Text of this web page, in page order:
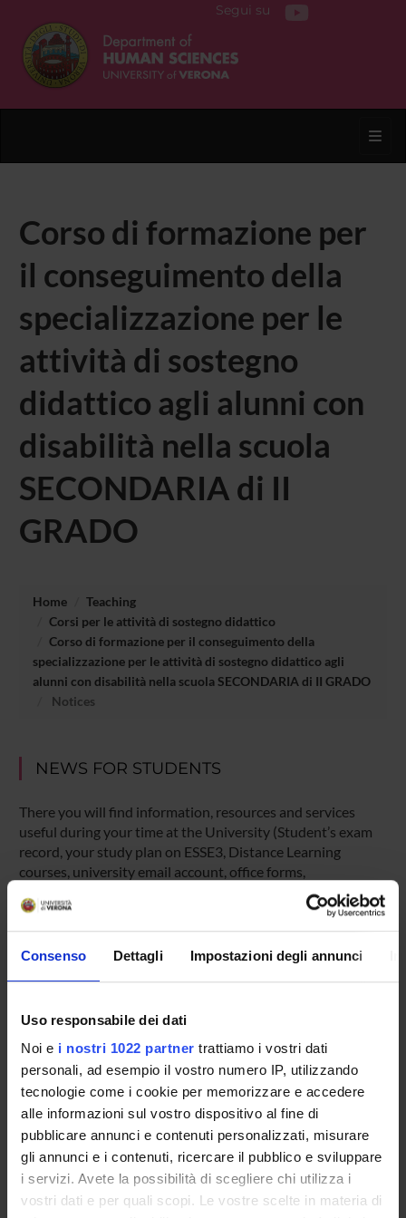
Consenso Dettagli Impostazioni degli annunci
Uso responsabile dei dati
Noi e i nostri 1022 partner trattiamo i vostri dati
personali, ad esempio il vostro numero IP, utilizzando
tecnologie come i cookie per memorizzare e accedere
alle informazioni sul vostro dispositivo al fine di
pubblicare annunci e contenuti personalizzati, misurare
gli annunci e i contenuti, ricercare il pubblico e sviluppare
i servizi. Avete la possibilità di scegliere chi utilizza i
vostri dati e per quali scopi. Le vostre scelte in materia di
Segui su
Corso di formazione per
il conseguimento della
specializzazione per le
attività di sostegno
didattico agli alunni con
disabilità nella scuola
SECONDARIA di II
GRADO
Home
Teaching
Corsi per le attività di sostegno didattico
Corso di formazione per il conseguimento della
specializzazione per le attività di sostegno didattico agli
alunni con disabilità nella scuola SECONDARIA di II GRADO
Notices
NEWS FOR STUDENTS
There you will find information, resources and services
useful during your time at the University (Student’s exam
record, your study plan on ESSE3, Distance Learning
courses, university email account, office forms,
administrative procedures, etc.). You can log into MyUnivr
with your GIA login details: only in this way will you be able
to receive notification of all the notices from your teachers
and your secretariat via email and also via the Univr app.
Overview
Enrolment Policy
Courses
Academic Calendar
Lesson timetable
Degree Programme